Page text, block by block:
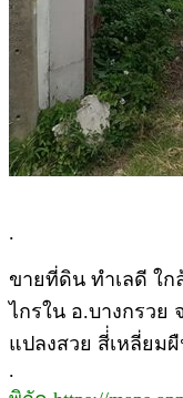
.
ขายที่ดิน ทำเลดี ใก
ไกรใน อ.บางกรวย
แปลงสวย สี่่เหลี่ยม
.